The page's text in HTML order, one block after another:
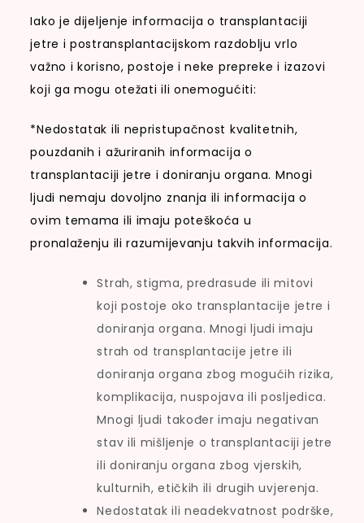
Iako je dijeljenje informacija o transplantaciji
jetre i postransplantacijskom razdoblju vrlo
važno i korisno, postoje i neke prepreke i izazovi
koji ga mogu otežati ili onemogućiti:
*Nedostatak ili nepristupačnost kvalitetnih,
pouzdanih i ažuriranih informacija o
transplantaciji jetre i doniranju organa. Mnogi
ljudi nemaju dovoljno znanja ili informacija o
ovim temama ili imaju poteškoća u
pronalaženju ili razumijevanju takvih informacija.
Strah, stigma, predrasude ili mitovi
koji postoje oko transplantacije jetre i
doniranja organa. Mnogi ljudi imaju
strah od transplantacije jetre ili
doniranja organa zbog mogućih rizika,
komplikacija, nuspojava ili posljedica.
Mnogi ljudi također imaju negativan
stav ili mišljenje o transplantaciji jetre
ili doniranju organa zbog vjerskih,
kulturnih, etičkih ili drugih uvjerenja.
Nedostatak ili neadekvatnost podrške,